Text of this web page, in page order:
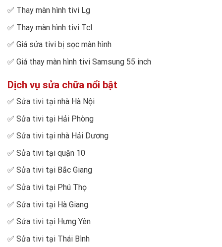
✅ Thay màn hình tivi Lg
✅ Thay màn hình tivi Tcl
✅ Giá sửa tivi bị sọc màn hình
✅ Giá thay màn hình tivi Samsung 55 inch
Dịch vụ sửa chữa nổi bật
✅ Sửa tivi tại nhà Hà Nội
✅ Sửa tivi tại Hải Phòng
✅ Sửa tivi tại nhà Hải Dương
✅ Sửa tivi tại quận 10
✅ Sửa tivi tại Bắc Giang
✅ Sửa tivi tại Phú Thọ
✅ Sửa tivi tại Hà Giang
✅ Sửa tivi tại Hưng Yên
✅ Sửa tivi tại Thái Bình